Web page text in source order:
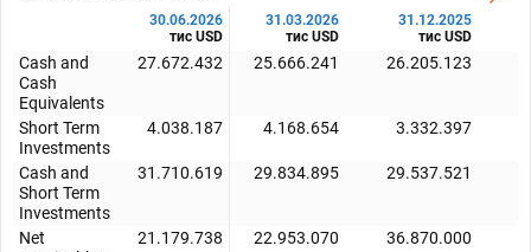
30.06.2026
тис USD
31.03.2026
тис USD
31.12.2025
тис USD
Cash and
Cash
Equivalents
27.672.432 25.666.241 26.205.123
Short Term
Investments
4.038.187 4.168.654 3.332.397
Cash and
Short Term
Investments
31.710.619 29.834.895 29.537.521
Net
21.179.738 22.953.070 36.870.000